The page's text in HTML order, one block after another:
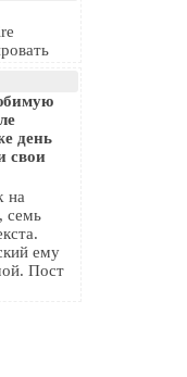
день
свои
семь
ему
Пост